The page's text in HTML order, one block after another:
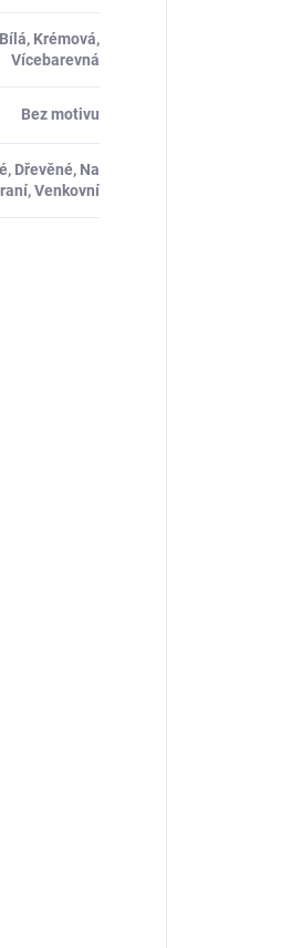
Bílá, Krémová,
Vícebarevná
Bez motivu
Dřevěné, Na
Venkovní